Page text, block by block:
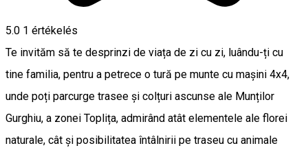
5.0 1 értékelés
Te invităm să te desprinzi de viața de zi cu zi, luându-ți cu
tine familia, pentru a petrece o tură pe munte cu mașini 4x4,
unde poți parcurge trasee și colțuri ascunse ale Munților
Gurghiu, a zonei Toplița, admirând atât elementele ale florei
naturale, cât și posibilitatea întâlnirii pe traseu cu animale